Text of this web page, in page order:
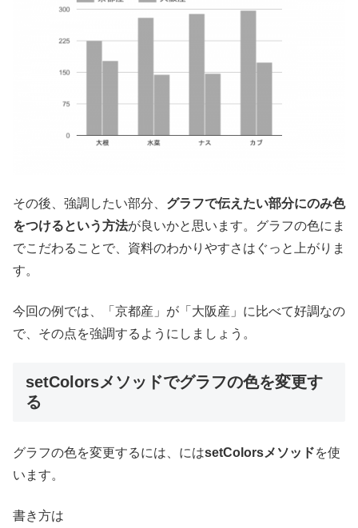
その後、強調したい部分、 グラフで伝えたい部分にのみ色
をつけるという方法が良いかと思います。グラフの色にま
でこだわることで、資料のわかりやすさはぐっと上がりま
す。
今回の例では、「京都産」が「大阪産」に比べて好調なの
で、その点を強調するようにしましょう。
setColorsメソッドでグラフの色を変更す
る
グラフの色を変更するには、にはsetColorsメソッドを使
います。
書き方は